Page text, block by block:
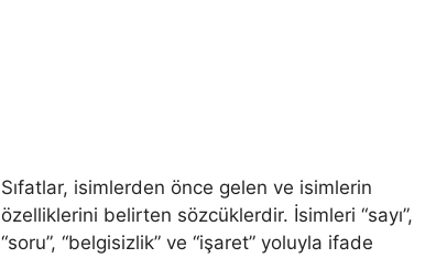
Sıfatlar, isimlerden önce gelen ve isimlerin
özelliklerini belirten sözcüklerdir. İsimleri “sayı”,
“soru”, “belgisizlik” ve “işaret” yoluyla ifade